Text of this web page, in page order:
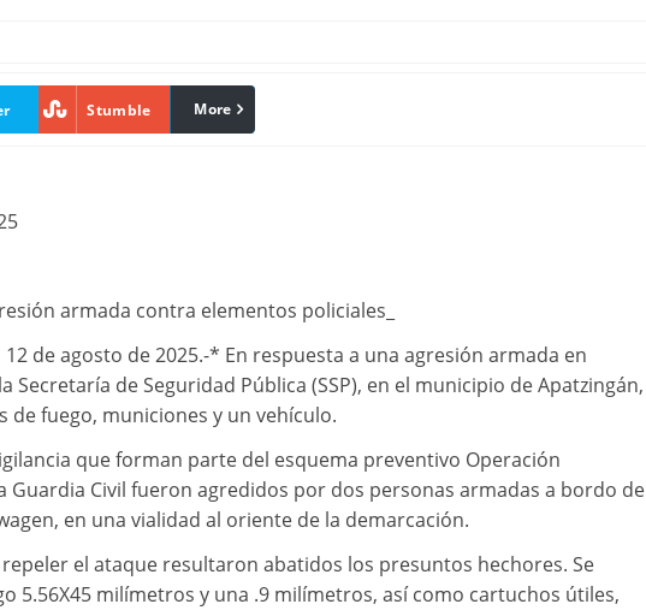
Stumble linkedin
More
armada contra elementos policiales_
de agosto de 2025.-* En respuesta a una agresión armada en
Secretaría de Seguridad Pública (SSP), en el municipio de Apatzingán,
de fuego, municiones y un vehículo.
que forman parte del esquema preventivo Operación
Guardia Civil fueron agredidos por dos personas armadas a bordo de
en una vialidad al oriente de la demarcación.
el ataque resultaron abatidos los presuntos hechores. Se
5.56X45 milímetros y una .9 milímetros, así como cartuchos útiles,